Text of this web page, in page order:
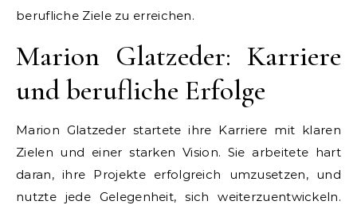
berufliche Ziele zu erreichen.
Marion Glatzeder: Karriere
und berufliche Erfolge
Marion Glatzeder startete ihre Karriere mit klaren
Zielen und einer starken Vision. Sie arbeitete hart
daran, ihre Projekte erfolgreich umzusetzen, und
nutzte jede Gelegenheit, sich weiterzuentwickeln.